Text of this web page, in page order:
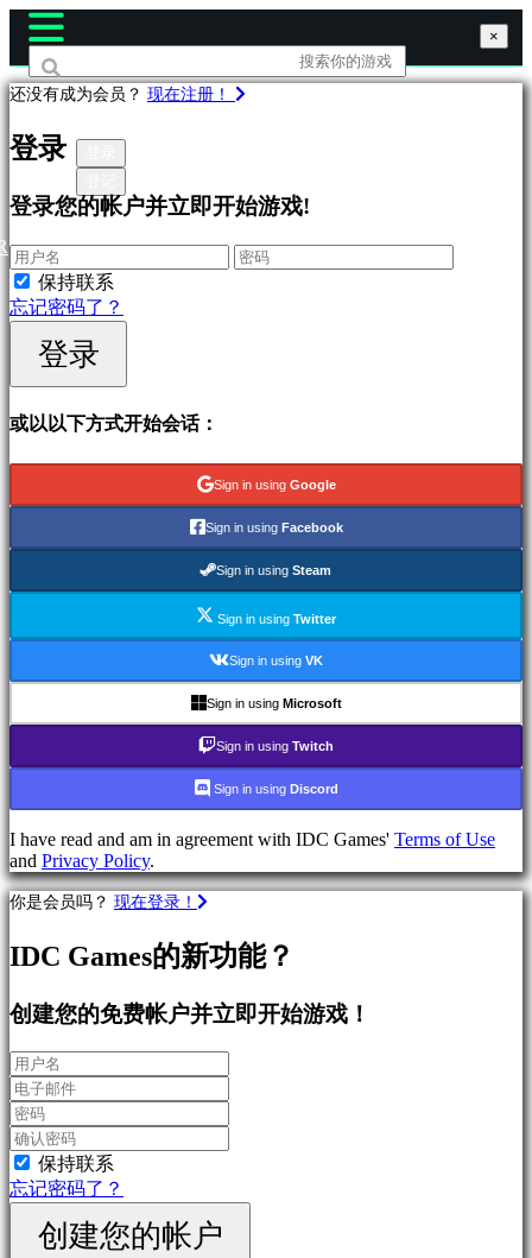
戏
作
为
特
色
的
新
版
本
免
开
游
策
游
险
游
戏
络
戏
RPG
戏
运
动
会
射
击
游
戏
×
还没有成为会员？ 现在注册！
登录
登录您的帐户并立即开始游戏!
保持联系
忘记密码了？
登录
或以以下方式开始会话：
Sign in using Google
Sign in using Facebook
Sign in using Steam
Sign in using Twitter
Sign in using VK
Sign in using Microsoft
Sign in using Twitch
Sign in using Discord
I have read and am in agreement with IDC Games' Terms of Use
and Privacy Policy.
×
你是会员吗？ 现在登录！
IDC Games的新功能？
创建您的免费帐户并立即开始游戏！
保持联系
忘记密码了？
创建您的帐户
×